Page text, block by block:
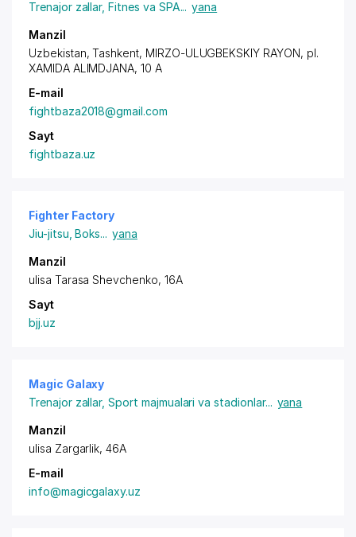
Trenajor zallar,Fitnes va SPA... yana
Manzil
Uzbekistan, Tashkent, MIRZO-ULUGBEKSKIY RAYON, pl.
XAMIDA ALIMDJANA, 10 A
E-mail
fightbaza2018@gmail.com
Sayt
fightbaza.uz
Fighter Factory
Jiu-jitsu ,Boks... yana
Manzil
ulisa Tarasa Shevchenko, 16A
Sayt
bjj.uz
Magic Galaxy
Trenajor zallar,Sport majmualari va stadionlar... yana
Manzil
ulisa Zargarlik, 46A
E-mail
info@magicgalaxy.uz